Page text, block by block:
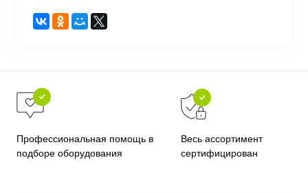
Профессиональная помощь в
подборе оборудования
Весь ассортимент
сертифицирован